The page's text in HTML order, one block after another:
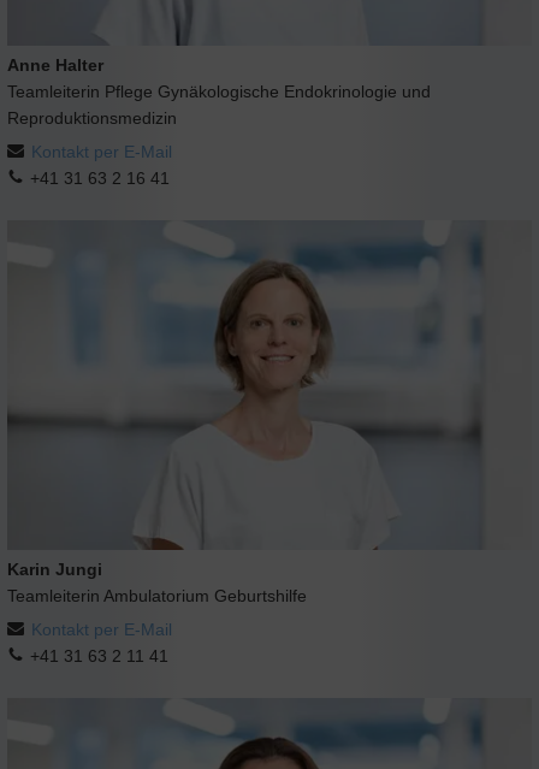
Anne Halter
Teamleiterin Pflege Gynäkologische Endokrinologie und
Reproduktionsmedizin
Kontakt per E-Mail
+41 31 63 2 16 41
Karin Jungi
Teamleiterin Ambulatorium Geburtshilfe
Kontakt per E-Mail
+41 31 63 2 11 41